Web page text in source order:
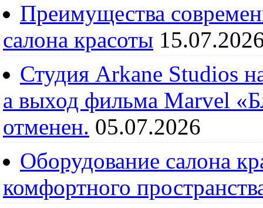
Преимущества
салона красоты
Студия Arkane Studios
а выход фильма Marvel
отменен. 05.07.2026
Оборудование салона
комфортного